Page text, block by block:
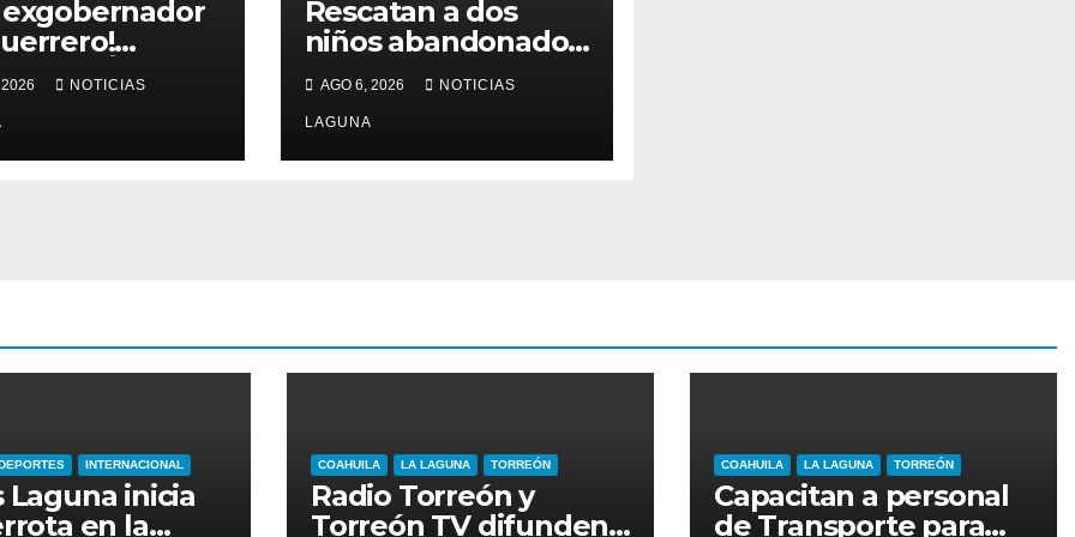
exgobernador
a Ángel
por el caso
NOTICIAS
Rescatan a dos
niños abandonados
por sus padres en el
centro de
Monterrey
AGO 6, 2026 NOTICIAS
LAGUNA
INTERNACIONAL
Laguna inicia
en la
COAHUILA LA LAGUNA TORREÓN
Radio Torreón y
Torreón TV difunden
COAHUILA LA LAGUNA TORREÓN
Capacitan a personal
de Transporte para